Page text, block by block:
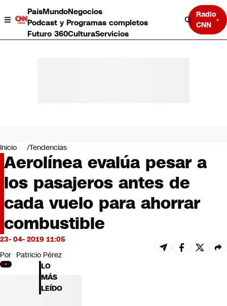
PaísMundoNegocios
Podcast y Programas completos
Futuro 360CulturaServicios
Radio
CNN
Negocios
Deportes
Programas completos
Cultura
Servicios
Bits
CNN tiempo
Futuro 360
Inicio Tendencias
Aerolínea evalúa pesar a
los pasajeros antes de
cada vuelo para ahorrar
combustible
23- 04- 2019 11:05
Por Patricio Pérez
LO
MÁS
LEÍDO